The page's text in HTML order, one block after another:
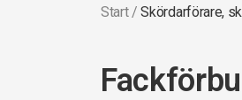
Start/Skördarförare,